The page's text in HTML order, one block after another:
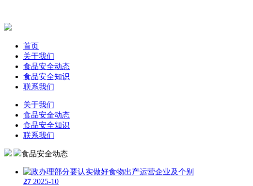
首页
关于我们
食品安全动态
食品安全知识
联系我们
关于我们
食品安全动态
食品安全知识
联系我们
食品安全动态
27 2025-10